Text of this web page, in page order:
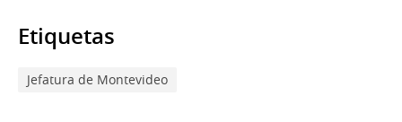
Etiquetas
Jefatura de Montevideo